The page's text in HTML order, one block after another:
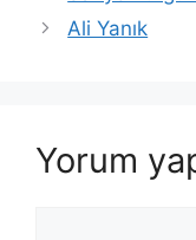
Ali Yanık
Yorum